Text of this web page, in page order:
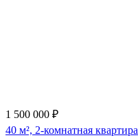
1 500 000 ₽
40 м², 2-комнатная квартира